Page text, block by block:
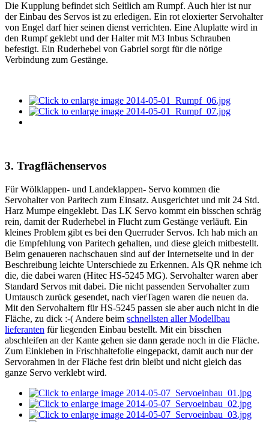
Die Kupplung befindet sich Seitlich am Rumpf. Auch hier ist nur
der Einbau des Servos ist zu erledigen. Ein rot eloxierter Servohalter
von Engel darf hier seinen dienst verrichten. Eine Aluplatte wird in
den Rumpf geklebt und der Halter mit M3 Inbus Schrauben
befestigt. Ein Ruderhebel von Gabriel sorgt für die nötige
Verbindung zum Gestänge.
3. Tragflächenservos
Für Wölklappen- und Landeklappen- Servo kommen die
Servohalter von Paritech zum Einsatz. Ausgerichtet und mit 24 Std.
Harz Mumpe eingeklebt. Das LK Servo kommt ein bisschen schräg
rein, damit der Ruderhebel in Flucht zum Gestänge verläuft. Ein
kleines Problem gibt es bei den Querruder Servos. Ich hab mich an
die Empfehlung von Paritech gehalten, und diese gleich mitbestellt.
Beim genaueren nachschauen sind auf der Internetseite und in der
Beschreibung leichte Unterschiede zu Erkennen. Als QR nehme ich
die, die dabei waren (Hitec HS-5245 MG). Servohalter waren aber
Standard Servos mit dabei. Die nicht passenden Servohalter zum
Umtausch zurück gesendet, nach vierTagen waren die neuen da.
Mit den Servohaltern für HS-5245 passen sie aber auch nicht in die
Fläche, zu dick :-( Andere beim schnellsten aller Modellbau
lieferanten für liegenden Einbau bestellt. Mit ein bisschen
abschleifen an der Kante gehen sie dann gerade noch in die Fläche.
Zum Einkleben in Frischhaltefolie eingepackt, damit auch nur der
Servorahmen in der Fläche fest drin bleibt und nicht gleich das
ganze Servo verklebt wird.